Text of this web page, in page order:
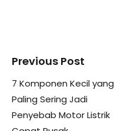
Previous Post
7 Komponen Kecil yang
Paling Sering Jadi
Penyebab Motor Listrik